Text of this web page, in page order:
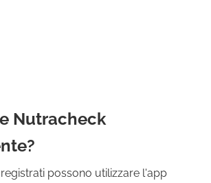
Nutracheck
possono utilizzare l'app